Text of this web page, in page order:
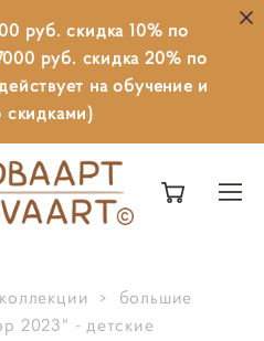
руб. скидка 10% по
руб. скидка 20% по
на обучение и
скидками)
>
большие
2023" - детские